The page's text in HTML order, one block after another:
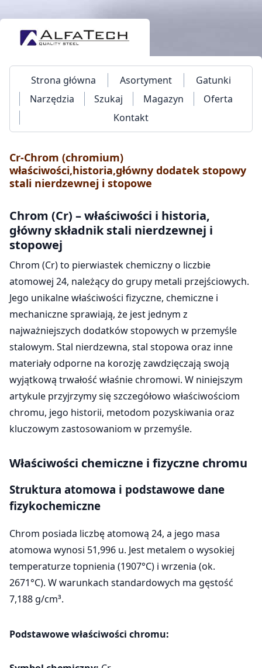
Strona główna Asortyment
Gatunki
Narzędzia
Szukaj Magazyn
Oferta
Kontakt
Cr-Chrom (chromium)
właściwości,historia,główny dodatek stopowy
stali nierdzewnej i stopowe
Chrom (Cr) – właściwości i historia,
główny składnik stali nierdzewnej i
stopowej
Chrom (Cr) to pierwiastek chemiczny o liczbie
atomowej 24, należący do grupy metali przejściowych.
Jego unikalne właściwości fizyczne, chemiczne i
mechaniczne sprawiają, że jest jednym z
najważniejszych dodatków stopowych w przemyśle
stalowym. Stal nierdzewna, stal stopowa oraz inne
materiały odporne na korozję zawdzięczają swoją
wyjątkową trwałość właśnie chromowi. W niniejszym
artykule przyjrzymy się szczegółowo właściwościom
chromu, jego historii, metodom pozyskiwania oraz
kluczowym zastosowaniom w przemyśle.
Właściwości chemiczne i fizyczne chromu
Struktura atomowa i podstawowe dane
fizykochemiczne
Chrom posiada liczbę atomową 24, a jego masa
atomowa wynosi 51,996 u. Jest metalem o wysokiej
temperaturze topnienia (1907°C) i wrzenia (ok.
2671°C). W warunkach standardowych ma gęstość
7,188 g/cm³.
Podstawowe właściwości chromu: